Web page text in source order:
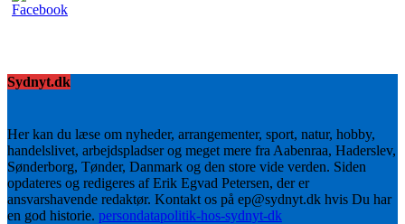
Sydnyt.dk
Her kan du læse om nyheder, arrangementer, sport, natur, hobby,
handelslivet, arbejdspladser og meget mere fra Aabenraa, Haderslev,
Sønderborg, Tønder, Danmark og den store vide verden. Siden
opdateres og redigeres af Erik Egvad Petersen, der er
ansvarshavende redaktør. Kontakt os på ep@sydnyt.dk hvis Du har
en god historie. persondatapolitik-hos-sydnyt-dk